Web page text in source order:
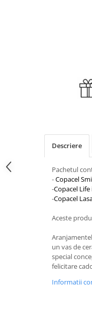
Descriere
Pachetul
-Copacel
-Copacel
-Copacel
Aceste
un vas de
special
felicitare
Informatii